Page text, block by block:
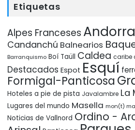
Etiquetas
Alpes Franceses Andorra
Candanchú Balnearios
Barranquismo Boí Taüll Caldea caribe
Destacados Espot Esquí
Formigal-Panticosa
Hoteles a pie de pista Javalambre La
Lugares del mundo Masella mon(t)
Noticias de Vallnord Ordino -